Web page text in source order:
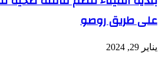
على طريق روصو
يناير 29, 2024